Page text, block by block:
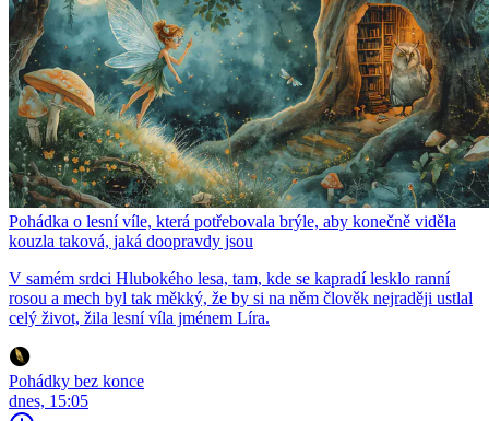
Pohádka o lesní víle, která potřebovala brýle, aby konečně viděla
kouzla taková, jaká doopravdy jsou
V samém srdci Hlubokého lesa, tam, kde se kapradí lesklo ranní
rosou a mech byl tak měkký, že by si na něm člověk nejraději ustlal
celý život, žila lesní víla jménem Líra.
Pohádky bez konce
dnes, 15:05